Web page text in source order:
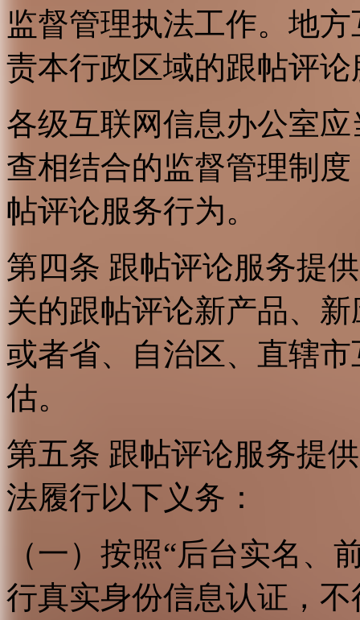
监督管理执法工作。地
责本行政区域的跟帖评
各级互联网信息办公室
查相结合的监督管理制
帖评论服务行为。
第四条 跟帖评论服务提
关的跟帖评论新产品、
或者省、自治区、直辖
估。
第五条 跟帖评论服务提
法履行以下义务：
（一）按照“后台实名、
行真实身份信息认证，